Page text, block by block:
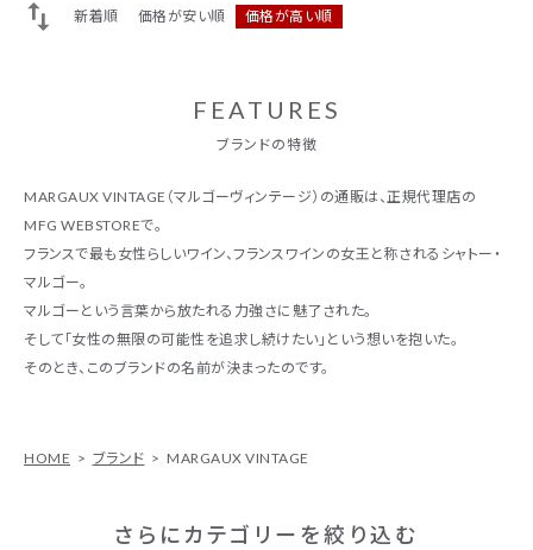
新着順 価格が安い順 価格が高い順
FEATURES
ブランドの特徴
MARGAUX VINTAGE（マルゴーヴィンテージ）の通販は、正規代理店の
MFG WEBSTOREで。
フランスで最も女性らしいワイン、フランスワインの女王と称されるシャトー・
マルゴー。
マルゴーという言葉から放たれる力強さに魅了された。
そして「女性の無限の可能性を追求し続けたい」という想いを抱いた。
そのとき、このブランドの名前が決まったのです。
HOME ブランド MARGAUX VINTAGE
さらにカテゴリーを絞り込む